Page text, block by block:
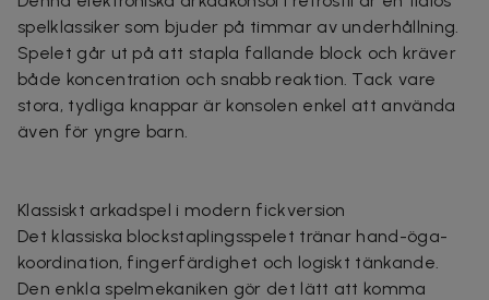
spelklassiker som bjuder på timmar av underhållning.
Spelet går ut på att stapla fallande block och kräver
både koncentration och snabb reaktion. Tack vare
stora, tydliga knappar är konsolen enkel att använda
även för yngre barn.
Klassiskt arkadspel i modern fickversion
Det klassiska blockstaplingsspelet tränar hand-öga-
koordination, fingerfärdighet och logiskt tänkande.
Den enkla spelmekaniken gör det lätt att komma